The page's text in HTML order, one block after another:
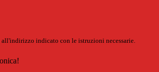
all'indirizzo indicato con le istruzioni necessarie.